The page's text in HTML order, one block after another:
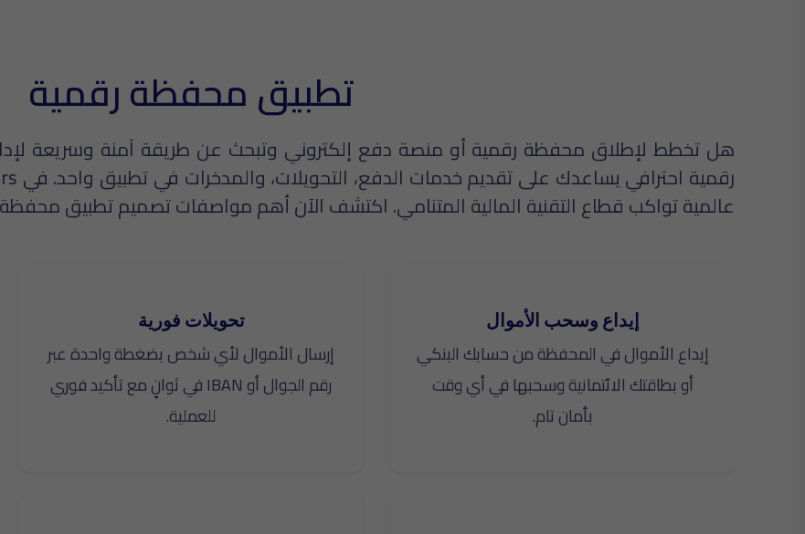
تطبيق محفظة رقمية
هل تخطط لإطلاق محفظة رقمية أو منصة دفع إلكتروني وتبحث عن طريقة آمنة وسريعة
عالمية تواكب قطاع التقنية المالية المتنامي. اكتشف الآن أهم مواصفات تصميم تطبيق
إيداع وسحب الأموال
إيداع الأموال في المحفظة من حسابك البنكي
أو بطاقتك الائتمانية وسحبها في أي وقت
بأمان تام.
تحويلات فورية
إرسال الأموال لأي شخص بضغطة واحدة عبر
رقم الجوال أو IBAN في ثوانٍ مع تأكيد فوري
للعملية.